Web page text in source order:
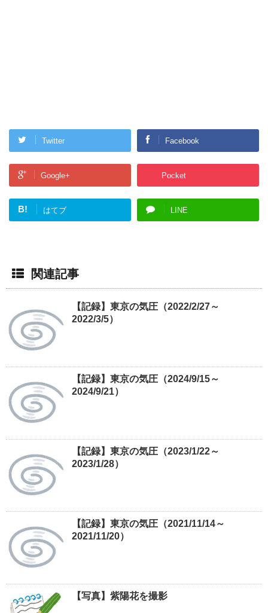
Twitter Facebook
Google+ Pocket
B! はてブ LINE
関連記事
【記録】東京の気圧（2022/2/27～
2022/3/5）
【記録】東京の気圧（2024/9/15～
2024/9/21）
【記録】東京の気圧（2023/1/22～
2023/1/28）
【記録】東京の気圧（2021/11/14～
2021/11/20）
【写真】紫陽花を撮影